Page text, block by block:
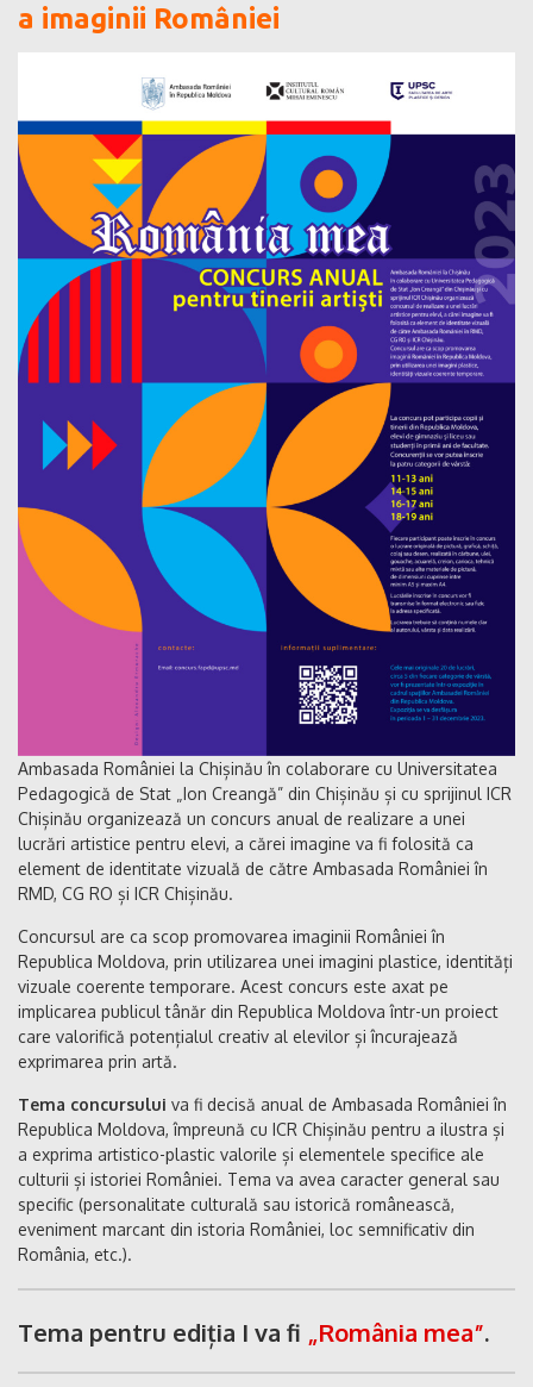
a imaginii României
Ambasada României la Chișinău în colaborare cu Universitatea
Pedagogică de Stat „Ion Creangă” din Chișinău și cu sprijinul ICR
Chișinău organizează un concurs anual de realizare a unei
lucrări artistice pentru elevi, a cărei imagine va fi folosită ca
element de identitate vizuală de către Ambasada României în
RMD, CG RO și ICR Chișinău.
Concursul are ca scop promovarea imaginii României în
Republica Moldova, prin utilizarea unei imagini plastice, identități
vizuale coerente temporare. Acest concurs este axat pe
implicarea publicul tânăr din Republica Moldova într-un proiect
care valorifică potențialul creativ al elevilor și încurajează
exprimarea prin artă.
Tema concursului va fi decisă anual de Ambasada României în
Republica Moldova, împreună cu ICR Chișinău pentru a ilustra și
a exprima artistico-plastic valorile și elementele specifice ale
culturii și istoriei României. Tema va avea caracter general sau
specific (personalitate culturală sau istorică românească,
eveniment marcant din istoria României, loc semnificativ din
România, etc.).
Tema pentru ediția I va fi „România mea”.